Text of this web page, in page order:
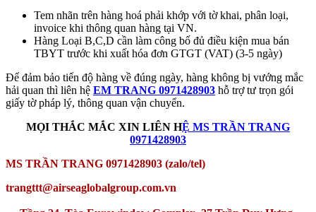
Tem nhãn trên hàng hoá phải khớp với tờ khai, phân loại,
invoice khi thông quan hàng tại VN.
Hàng Loại B,C,D cần làm công bố đủ điều kiện mua bán
TBYT trước khi xuất hóa đơn GTGT (VAT) (3-5 ngày)
Để đảm bảo tiến độ hàng về đúng ngày, hàng không bị vướng mắc
hải quan thì liên hệ EM TRANG 0971428903 hỗ trợ tư trọn gói
giấy tờ pháp lý, thông quan vận chuyển.
MỌI THẮC MẮC XIN LIÊN HỆ MS TRẦN TRANG
0971428903
MS TRẦN TRANG 0971428903 (zalo/tel)
trangttt@airseaglobalgroup.com.vn